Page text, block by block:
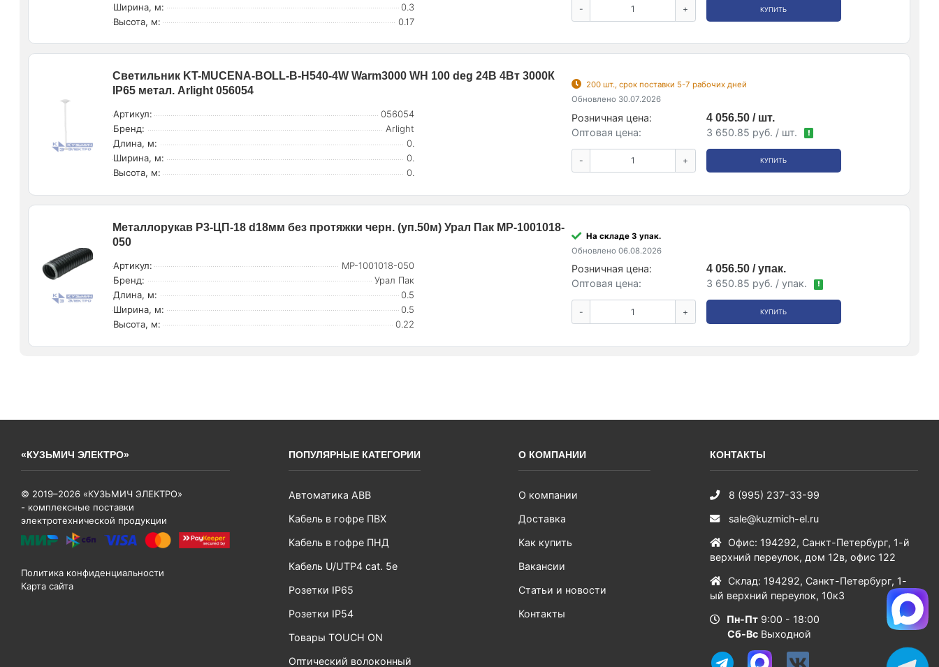
Ширина, м:
0.3
Высота, м:
0.17
- + КУПИТЬ
Светильник KT-MUCENA-BOLL-B-H540-4W Warm3000 WH 100 deg 24В 4Вт 3000К
IP65 метал. Arlight 056054
Артикул:
056054
Бренд:
Arlight
Длина, м:
0.
Ширина, м:
0.
Высота, м:
0.
200 шт., срок поставки 5-7 рабочих дней
Обновлено 30.07.2026
Розничная цена:
4 056.50 / шт.
Оптовая цена:
3 650.85 руб. / шт. !
- + КУПИТЬ
Металлорукав Р3-ЦП-18 d18мм без протяжки черн. (уп.50м) Урал Пак МР-1001018-
050
Артикул:
МР-1001018-050
Бренд:
Урал Пак
Длина, м:
0.5
Ширина, м:
0.5
Высота, м:
0.22
На складе 3 упак.
Обновлено 06.08.2026
Розничная цена:
4 056.50 / упак.
Оптовая цена:
3 650.85 руб. / упак. !
- + КУПИТЬ
«КУЗЬМИЧ ЭЛЕКТРО»
© 2019–2026 «КУЗЬМИЧ ЭЛЕКТРО»
- комплексные поставки
электротехнической продукции
Политика конфиденциальности
Карта сайта
ПОПУЛЯРНЫЕ КАТЕГОРИИ
Автоматика ABB
Кабель в гофре ПВХ
Кабель в гофре ПНД
Кабель U/UTP4 cat. 5e
Розетки IP65
Розетки IP54
Товары TOUCH ON
Оптический волоконный
О КОМПАНИИ
О компании
Доставка
Как купить
Вакансии
Статьи и новости
Контакты
КОНТАКТЫ
8 (995) 237-33-99
sale@kuzmich-el.ru
Офис: 194292, Санкт-Петербург, 1-й
верхний переулок, дом 12в, офис 122
Склад: 194292, Санкт-Петербург, 1-
ый верхний переулок, 10к3
Пн-Пт 9:00 - 18:00
Сб-ВсВыходной